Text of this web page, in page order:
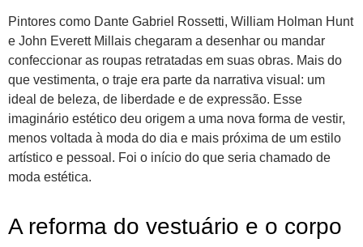
Pintores como Dante Gabriel Rossetti, William Holman Hunt
e John Everett Millais chegaram a desenhar ou mandar
confeccionar as roupas retratadas em suas obras. Mais do
que vestimenta, o traje era parte da narrativa visual: um
ideal de beleza, de liberdade e de expressão. Esse
imaginário estético deu origem a uma nova forma de vestir,
menos voltada à moda do dia e mais próxima de um estilo
artístico e pessoal. Foi o início do que seria chamado de
moda estética.
A reforma do vestuário e o corpo